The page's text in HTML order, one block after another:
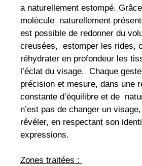
a naturellement estompé.
molécule naturellement
est possible de redonner du
creusées, estomper les rides,
réhydrater en profondeur les
l’éclat du visage. Chaque
précision et mesure, dans une
constante d’équilibre et de
n’est pas de changer un
révéler, en respectant son
expressions.
Zones traitées :